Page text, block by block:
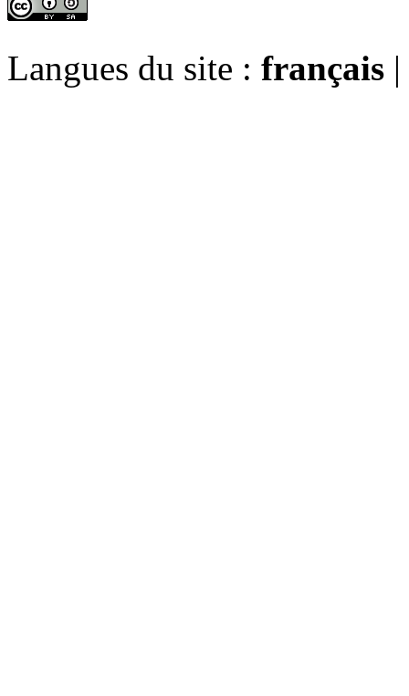
Langues du site : français |